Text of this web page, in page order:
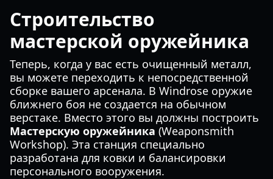
Строительство
мастерской оружейника
Теперь, когда у вас есть очищенный металл,
вы можете переходить к непосредственной
сборке вашего арсенала. В Windrose оружие
ближнего боя не создается на обычном
верстаке. Вместо этого вы должны построить
Мастерскую оружейника (Weaponsmith
Workshop). Эта станция специально
разработана для ковки и балансировки
персонального вооружения.